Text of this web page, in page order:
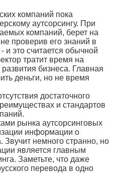
компаний пока
аутсорсингу. При
компаний, берет на
проверив его знаний в
и это считается обычной
тратит время на
бизнеса. Главная
деньги, но не время
достаточного
и стандартов
рынка аутсорсинговых
информации о
Звучит немного странно, но
является главным
Заметьте, что даже
перевода в одно